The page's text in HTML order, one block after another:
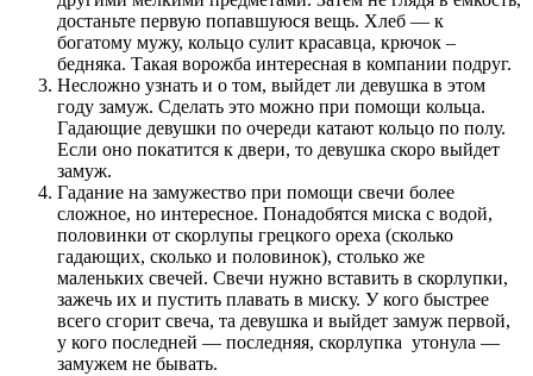
достаньте первую попавшуюся вещь. Хлеб — к
богатому мужу, кольцо сулит красавца, крючок –
бедняка. Такая ворожба интересная в компании подруг.
Несложно узнать и о том, выйдет ли девушка в этом
году замуж. Сделать это можно при помощи кольца.
Гадающие девушки по очереди катают кольцо по полу.
Если оно покатится к двери, то девушка скоро выйдет
замуж.
Гадание на замужество при помощи свечи более
сложное, но интересное. Понадобятся миска с водой,
половинки от скорлупы грецкого ореха (сколько
гадающих, сколько и половинок), столько же
маленьких свечей. Свечи нужно вставить в скорлупки,
зажечь их и пустить плавать в миску. У кого быстрее
всего сгорит свеча, та девушка и выйдет замуж первой,
у кого последней — последняя, скорлупка утонула —
замужем не бывать.